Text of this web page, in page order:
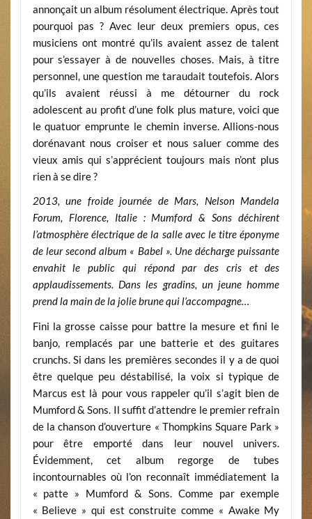
annonçait un album résolument électrique. Après tout
pourquoi pas ? Avec leur deux premiers opus, ces
musiciens ont montré qu’ils avaient assez de talent
pour s’essayer à de nouvelles choses. Mais, à titre
personnel, une question me taraudait toutefois. Alors
qu’ils avaient réussi à me détourner du rock
adolescent au profit d’une folk plus mature, voici que
le quatuor emprunte le chemin inverse. Allions-nous
dorénavant nous croiser et nous saluer comme des
vieux amis qui s’apprécient toujours mais n’ont plus
rien à se dire ?
2013, une froide journée de Mars, Nelson Mandela
Forum, Florence, Italie : Mumford & Sons déchirent
l’atmosphère électrique de la salle avec le titre éponyme
de leur second album « Babel ». Une décharge puissante
envahit le public qui répond par des cris et des
applaudissements. Dans les gradins, un jeune homme
prend la main de la jolie brune qui l’accompagne…
Fini la grosse caisse pour battre la mesure et fini le
banjo, remplacés par une batterie et des guitares
crunchs. Si dans les premières secondes il y a de quoi
être quelque peu déstabilisé, la voix si typique de
Marcus est là pour vous rappeler qu’il s’agit bien de
Mumford & Sons. Il suffit d’attendre le premier refrain
de la chanson d’ouverture « Thompkins Square Park »
pour être emporté dans leur nouvel univers.
Évidemment, cet album regorge de tubes
incontournables où l’on reconnaît immédiatement la
« patte » Mumford & Sons. Comme par exemple
« Believe » qui est construite comme « Awake My